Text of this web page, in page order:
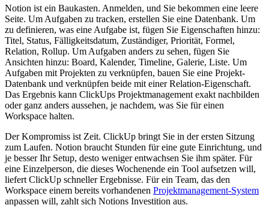
Notion ist ein Baukasten. Anmelden, und Sie bekommen eine leere
Seite. Um Aufgaben zu tracken, erstellen Sie eine Datenbank. Um
zu definieren, was eine Aufgabe ist, fügen Sie Eigenschaften hinzu:
Titel, Status, Fälligkeitsdatum, Zuständiger, Priorität, Formel,
Relation, Rollup. Um Aufgaben anders zu sehen, fügen Sie
Ansichten hinzu: Board, Kalender, Timeline, Galerie, Liste. Um
Aufgaben mit Projekten zu verknüpfen, bauen Sie eine Projekt-
Datenbank und verknüpfen beide mit einer Relation-Eigenschaft.
Das Ergebnis kann ClickUps Projektmanagement exakt nachbilden
oder ganz anders aussehen, je nachdem, was Sie für einen
Workspace halten.
Der Kompromiss ist Zeit. ClickUp bringt Sie in der ersten Sitzung
zum Laufen. Notion braucht Stunden für eine gute Einrichtung, und
je besser Ihr Setup, desto weniger entwachsen Sie ihm später. Für
eine Einzelperson, die dieses Wochenende ein Tool aufsetzen will,
liefert ClickUp schneller Ergebnisse. Für ein Team, das den
Workspace einem bereits vorhandenen Projektmanagement-System
anpassen will, zahlt sich Notions Investition aus.